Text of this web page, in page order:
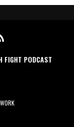
FIGHT PODCAST